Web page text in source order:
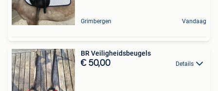
Grimbergen Vandaag
BR Veiligheidsbeugels
€ 50,00 Details